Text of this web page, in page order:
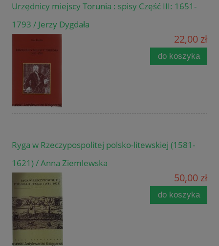
Urzędnicy miejscy Torunia : spisy Część III: 1651-
1793 / Jerzy Dygdała
22,00 zł
do koszyka
Ryga w Rzeczypospolitej polsko-litewskiej (1581-
1621) / Anna Ziemlewska
50,00 zł
do koszyka